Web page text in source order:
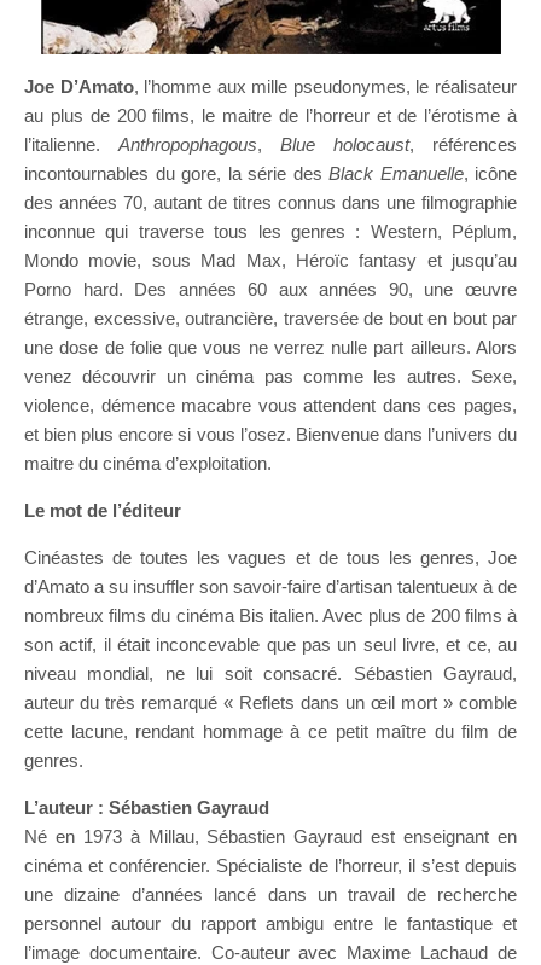
Joe D’Amato, l’homme aux mille pseudonymes, le réalisateur
au plus de 200 films, le maitre de l’horreur et de l’érotisme à
l’italienne. Anthropophagous, Blue holocaust, références
incontournables du gore, la série des Black Emanuelle, icône
des années 70, autant de titres connus dans une filmographie
inconnue qui traverse tous les genres : Western, Péplum,
Mondo movie, sous Mad Max, Héroïc fantasy et jusqu’au
Porno hard. Des années 60 aux années 90, une œuvre
étrange, excessive, outrancière, traversée de bout en bout par
une dose de folie que vous ne verrez nulle part ailleurs. Alors
venez découvrir un cinéma pas comme les autres. Sexe,
violence, démence macabre vous attendent dans ces pages,
et bien plus encore si vous l’osez. Bienvenue dans l’univers du
maitre du cinéma d’exploitation.
Le mot de l’éditeur
Cinéastes de toutes les vagues et de tous les genres, Joe
d’Amato a su insuffler son savoir-faire d’artisan talentueux à de
nombreux films du cinéma Bis italien. Avec plus de 200 films à
son actif, il était inconcevable que pas un seul livre, et ce, au
niveau mondial, ne lui soit consacré. Sébastien Gayraud,
auteur du très remarqué « Reflets dans un œil mort » comble
cette lacune, rendant hommage à ce petit maître du film de
genres.
L’auteur : Sébastien Gayraud
Né en 1973 à Millau, Sébastien Gayraud est enseignant en
cinéma et conférencier. Spécialiste de l’horreur, il s’est depuis
une dizaine d’années lancé dans un travail de recherche
personnel autour du rapport ambigu entre le fantastique et
l’image documentaire. Co-auteur avec Maxime Lachaud de